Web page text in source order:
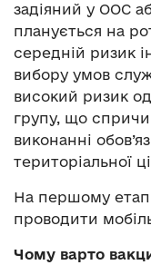
задіяний у ООС
планується на
середній ризик
вибору умов
високий ризик
групу, що
виконанні
територіальної
На першому
проводити
Чому варто